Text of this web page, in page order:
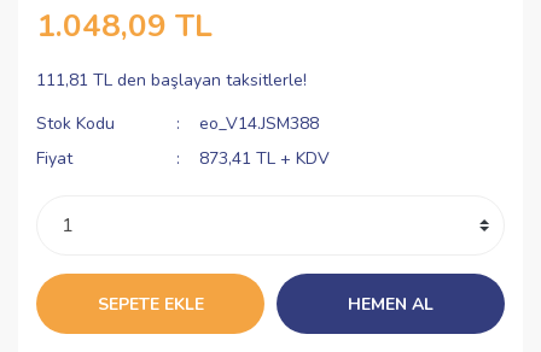
1.048,09 TL
111,81 TL den başlayan taksitlerle!
Stok Kodu
eo_V14.JSM388
Fiyat
873,41 TL + KDV
SEPETE EKLE HEMEN AL